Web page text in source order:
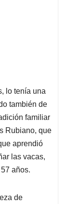
lo tenía una
también de
familiar
Rubiano, que
aprendió
las vacas,
años.
de